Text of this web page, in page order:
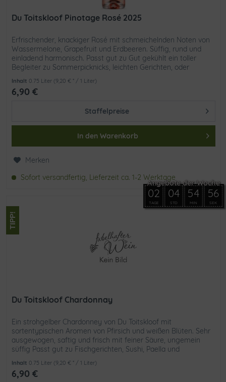
Du Toitskloof Pinotage Rosé 2025
Erfrischender, knackiger Rosé mit schmeichelnden Noten von
Wassermelone, Grapefruit und Erdbeeren. Süffig, rund und
einladend harmonisch. Passt gut zu Gut gekühlt ein toller
Begleiter zu Sommerpicknicks, leichten Gerichten, oder
Inhalt 0.75 Liter (9,20 € * / 1 Liter)
6,90 €
Staffelpreise
In den Warenkorb
Merken
Sofort versandfertig, Lieferzeit ca. 1-2 Werktage
TIPP!
Du Toitskloof Chardonnay
Ein strohgelber Chardonney von Du Toitskloof mit
sortentypischen Aromen von Pfirsich und weißen Blüten. Sehr
ausgewogen, saftig und frisch mit feiner Säure, ungemein
süffig Passt gut zu Fischgerichten, Sushi, Paella und
Inhalt 0.75 Liter (9,20 € * / 1 Liter)
6,90 €
02
TAGE
04
STD
54
MIN
55
SEK